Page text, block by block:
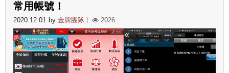
常用帳號！
2020.12.01 by 金牌團隊 2026